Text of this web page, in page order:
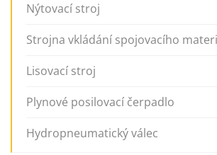
Nýtovací stroj
Strojna vkládání spojovacího
Lisovací stroj
Plynové posilovací čerpadlo
Hydropneumatický válec